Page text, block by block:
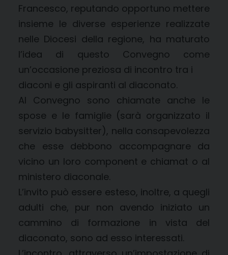
Francesco, reputando opportuno mettere
insieme le diverse esperienze realizzate
nelle Diocesi della regione, ha maturato
l’idea di questo Convegno come
un’occasione preziosa di incontro tra i
diaconi e gli aspiranti al diaconato.
Al Convegno sono chiamate anche le
spose e le famiglie (sarà organizzato il
servizio babysitter), nella consapevolezza
che esse debbono accompagnare da
vicino un loro component e chiamat o al
ministero diaconale.
L’invito può essere esteso, inoltre, a quegli
adulti che, pur non avendo iniziato un
cammino di formazione in vista del
diaconato, sono ad esso interessati.